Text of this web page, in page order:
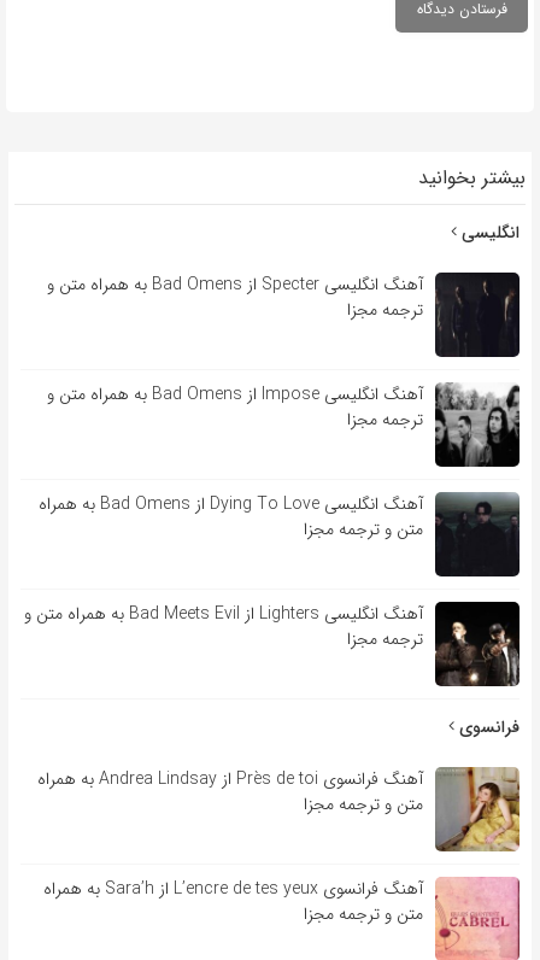
بیشتر بخوانید
انگلیسی
آهنگ انگلیسی Specter از Bad Omens به همراه متن و
ترجمه مجزا
آهنگ انگلیسی Impose از Bad Omens به همراه متن و
ترجمه مجزا
آهنگ انگلیسی Dying To Love از Bad Omens به همراه
متن و ترجمه مجزا
آهنگ انگلیسی Lighters از Bad Meets Evil به همراه متن و
ترجمه مجزا
فرانسوی
آهنگ فرانسوی Près de toi از Andrea Lindsay به همراه
متن و ترجمه مجزا
آهنگ فرانسوی L’encre de tes yeux از Sara’h به همراه
متن و ترجمه مجزا